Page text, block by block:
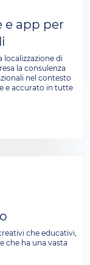
e app per
localizzazione di
la consulenza
nel contesto
e accurato in tutte
che educativi,
che ha una vasta